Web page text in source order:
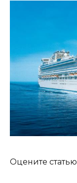
Оцените статью